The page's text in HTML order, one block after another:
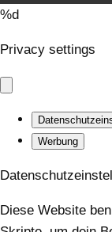
%d
Privacy settings
Werbung
Diese Website